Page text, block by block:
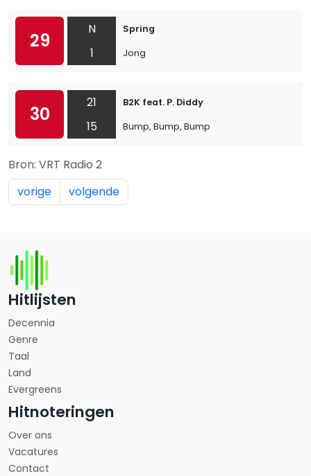
29
N
1
Spring
Jong
30
21
15
B2K feat. P. Diddy
Bump, Bump, Bump
Bron: VRT Radio 2
vorige
volgende
Hitlijsten
Decennia
Genre
Taal
Land
Evergreens
Hitnoteringen
Over ons
Vacatures
Contact